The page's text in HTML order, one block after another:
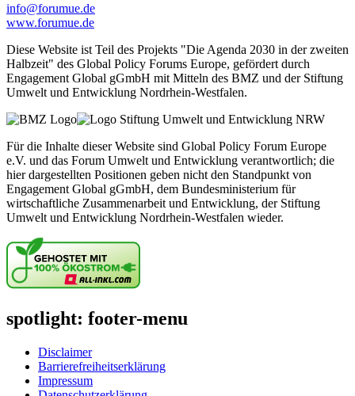
info@forumue.de
www.forumue.de
Diese Website ist Teil des Projekts "Die Agenda 2030 in der zweiten
Halbzeit" des Global Policy Forums Europe, gefördert durch
Engagement Global gGmbH mit Mitteln des BMZ und der Stiftung
Umwelt und Entwicklung Nordrhein-Westfalen.
Für die Inhalte dieser Website sind Global Policy Forum Europe
e.V. und das Forum Umwelt und Entwicklung verantwortlich; die
hier dargestellten Positionen geben nicht den Standpunkt von
Engagement Global gGmbH, dem Bundesministerium für
wirtschaftliche Zusammenarbeit und Entwicklung, der Stiftung
Umwelt und Entwicklung Nordrhein-Westfalen wieder.
spotlight: footer-menu
Disclaimer
Barrierefreiheitserklärung
Impressum